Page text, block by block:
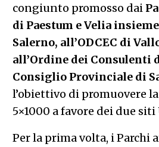
congiunto promosso dai
di Paestum e Velia
Salerno, all’ODCEC di
all’Ordine dei Consulenti
Consiglio Provinciale di
l’obiettivo di promuovere
5×1000 a favore dei due siti
Per la prima volta, i Parchi